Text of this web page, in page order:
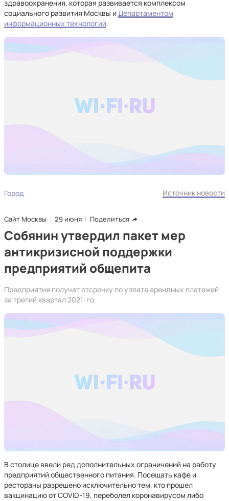
здравоохранения, которая развивается комплексом
социального развития Москвы иДепартаментом
информационных технологий.
Город Источник новости
Сайт Москвы 29 июня Поделиться
Собянин утвердил пакет мер
антикризисной поддержки
предприятий общепита
Предприятия получат отсрочку по уплате арендных платежей
за третий квартал 2021-го.
В столице ввели ряд дополнительных ограничений на работу
предприятий общественного питания. Посещать кафе и
рестораны разрешено исключительно тем, кто прошел
вакцинацию от COVID-19, переболел коронавирусом либо